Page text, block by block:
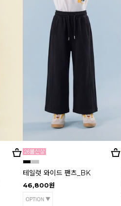
테일럿 와이드 팬츠_BK
46,800원